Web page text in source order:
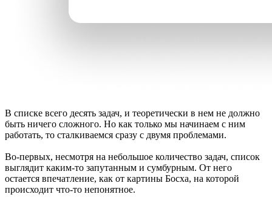
В списке всего десять задач, и теоретически в нем не должно
быть ничего сложного. Но как только мы начинаем с ним
работать, то сталкиваемся сразу с двумя проблемами.
Во-первых, несмотря на небольшое количество задач, список
выглядит каким-то запутанным и сумбурным. От него
остается впечатление, как от картины Босха, на которой
происходит что-то непонятное.